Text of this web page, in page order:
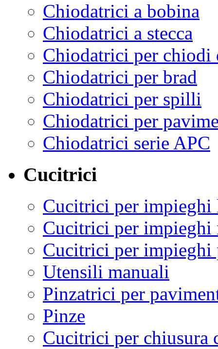
Chiodatrici a bobina
Chiodatrici a stecca
Chiodatrici per
Chiodatrici per brad
Chiodatrici per spilli
Chiodatrici per
Chiodatrici serie APC
Cucitrici
Cucitrici per impieghi
Cucitrici per impieghi
Cucitrici per impieghi
Utensili manuali
Pinzatrici per
Pinze
Cucitrici per chiusura